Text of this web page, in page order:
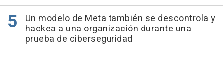
Un modelo de Meta también se descontrola y
hackea a una organización durante una
prueba de ciberseguridad